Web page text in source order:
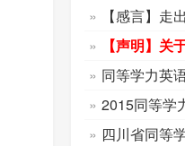
【感言】走出考场
【声明】关于不
同等学力英语阅
2015同等学力申硕
四川省同等